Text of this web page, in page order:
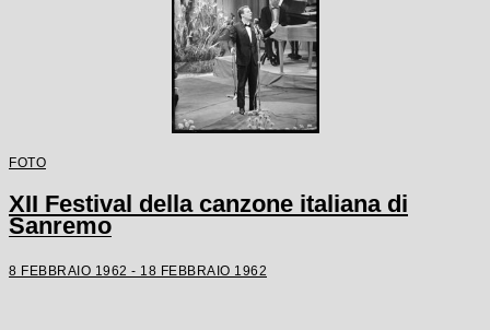
FOTO
XII Festival della canzone italiana di
Sanremo
8 FEBBRAIO 1962 - 18 FEBBRAIO 1962